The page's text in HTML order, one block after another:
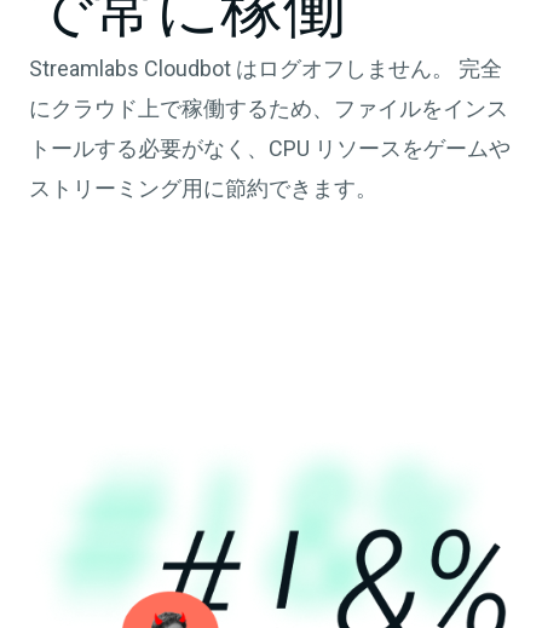
Streamlabs Cloudbot はログオフしません。 完全
にクラウド上で稼働するため、ファイルをインス
トールする必要がなく、CPU リソースをゲームや
ストリーミング用に節約できます。